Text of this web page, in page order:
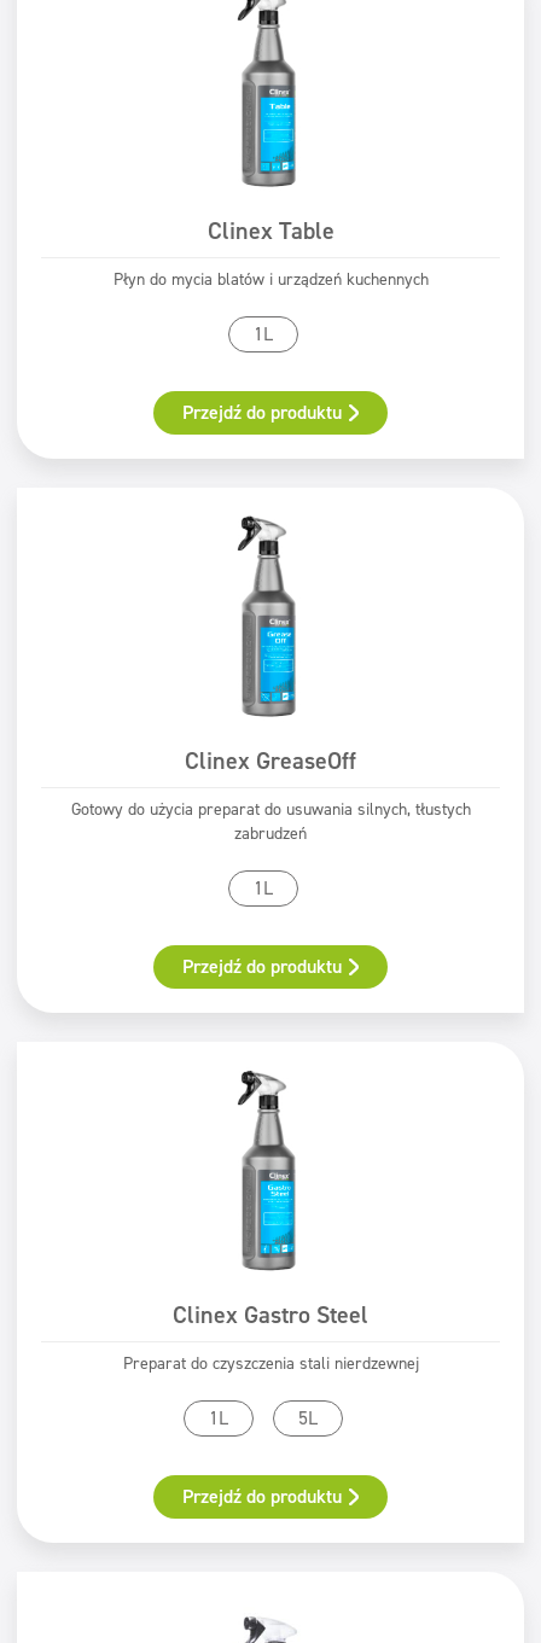
Clinex Table
Płyn do mycia blatów i urządzeń kuchennych
1L
Przejdź do produktu
Clinex GreaseOff
Gotowy do użycia preparat do usuwania silnych, tłustych
zabrudzeń
1L
Przejdź do produktu
Clinex Gastro Steel
Preparat do czyszczenia stali nierdzewnej
1L 5L
Przejdź do produktu